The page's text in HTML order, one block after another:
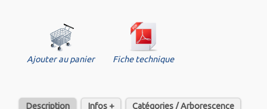
Ajouter au panier Fiche technique
Description Infos + Catégories / Arborescence